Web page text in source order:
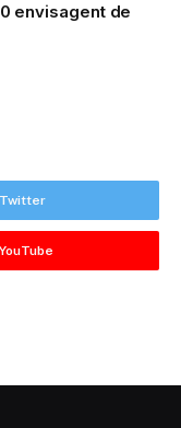
envisagent de
Twitter
YouTube